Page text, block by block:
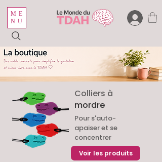
ME
NU
Colliers à
mordre
Voir les produits
Pour s'auto-
apaiser et se
concentrer